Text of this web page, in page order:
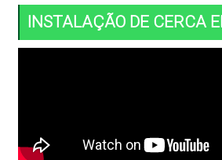
INSTALAÇÃO DE CERCA